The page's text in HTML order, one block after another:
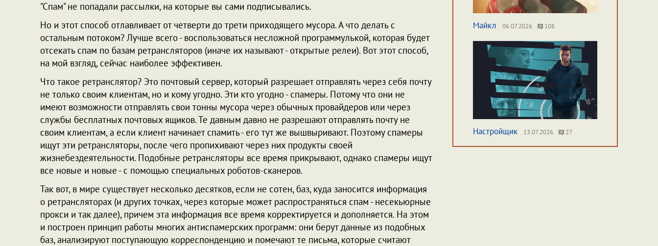
"Спам" не попадали рассылки, на которые вы сами подписывались.
Но и этот способ отлавливает от четверти до трети приходящего мусора. А что делать с
остальным потоком? Лучше всего - воспользоваться несложной программулькой, которая будет
отсекать спам по базам ретрансляторов (иначе их называют - открытые релеи). Вот этот способ,
на мой взгляд, сейчас наиболее эффективен.
Что такое ретранслятор? Это почтовый сервер, который разрешает отправлять через себя почту
не только своим клиентам, но и кому угодно. Эти кто угодно - спамеры. Потому что они не
имеют возможности отправлять свои тонны мусора через обычных провайдеров или через
службы бесплатных почтовых ящиков. Те давным давно не разрешают отправлять почту не
своим клиентам, а если клиент начинает спамить - его тут же вышвыривают. Поэтому спамеры
ищут эти ретрансляторы, после чего пропихивают через них продукты своей
жизнебездеятельности. Подобные ретрансляторы все время прикрывают, однако спамеры ищут
все новые и новые - с помощью специальных роботов-сканеров.
Так вот, в мире существует несколько десятков, если не сотен, баз, куда заносится информация
о ретрансляторах (и других точках, через которые может распространяться спам - несекьюрные
прокси и так далее), причем эта информация все время корректируется и дополняется. На этом
и построен принцип работы многих антиспамерских программ: они берут данные из подобных
баз, анализируют поступающую корреспонденцию и помечают те письма, которые считают
Майкл 06.07.2026 108
Настройщик 13.07.2026 27